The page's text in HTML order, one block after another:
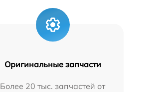
Оригинальные запчасти
Более 20 тыс. запчастей от